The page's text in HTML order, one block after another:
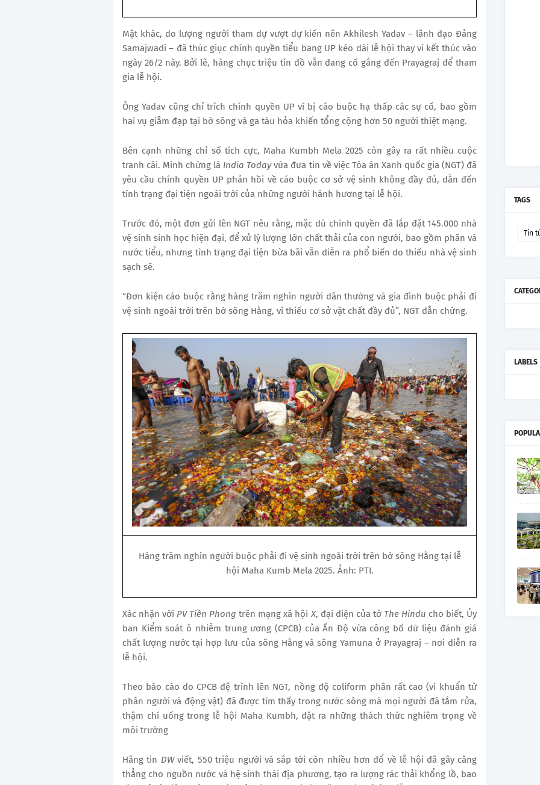
Mặt khác, do lượng người tham dự vượt dự kiến nên Akhilesh Yadav – lãnh đạo Đảng
Samajwadi – đã thúc giục chính quyền tiểu bang UP kéo dài lễ hội thay vì kết thúc vào
ngày 26/2 này. Bởi lẽ, hàng chục triệu tín đồ vẫn đang cố gắng đến Prayagraj để tham
gia lễ hội.
Ông Yadav cũng chỉ trích chính quyền UP vì bị cáo buộc hạ thấp các sự cố, bao gồm
hai vụ giẫm đạp tại bờ sông và ga tàu hỏa khiến tổng cộng hơn 50 người thiệt mạng.
Bên cạnh những chỉ số tích cực, Maha Kumbh Mela 2025 còn gây ra rất nhiều cuộc
tranh cãi. Minh chứng là India Todayvừa đưa tin về việc Tòa án Xanh quốc gia (NGT) đã
yêu cầu chính quyền UP phản hồi về cáo buộc cơ sở vệ sinh không đầy đủ, dẫn đến
tình trạng đại tiện ngoài trời của những người hành hương tại lễ hội.
Trước đó, một đơn gửi lên NGT nêu rằng, mặc dù chính quyền đã lắp đặt 145.000 nhà
vệ sinh sinh học hiện đại, để xử lý lượng lớn chất thải của con người, bao gồm phân và
nước tiểu, nhưng tình trạng đại tiện bừa bãi vẫn diễn ra phổ biến do thiếu nhà vệ sinh
sạch sẽ.
“Đơn kiện cáo buộc rằng hàng trăm nghìn người dân thường và gia đình buộc phải đi
vệ sinh ngoài trời trên bờ sông Hằng, vì thiếu cơ sở vật chất đầy đủ”, NGT dẫn chứng.
Hàng trăm nghìn người buộc phải đi vệ sinh ngoài trời trên bờ sông Hằng tại lễ
hội Maha Kumb Mela 2025. Ảnh: PTI.
Xác nhận với PV Tiền Phong trên mạng xã hộiX, đại diện của tờ The Hindu cho biết, Ủy
ban Kiểm soát ô nhiễm trung ương (CPCB) của Ấn Độ vừa công bố dữ liệu đánh giá
chất lượng nước tại hợp lưu của sông Hằng và sông Yamuna ở Prayagraj – nơi diễn ra
lễ hội.
Theo báo cáo do CPCB đệ trình lên NGT, nồng độ coliform phân rất cao (vi khuẩn từ
phân người và động vật) đã được tìm thấy trong nước sông mà mọi người đã tắm rửa,
thậm chí uống trong lễ hội Maha Kumbh, đặt ra những thách thức nghiêm trọng về
môi trường
Hãng tin DWviết, 550 triệu người và sắp tới còn nhiều hơn đổ về lễ hội đã gây căng
thẳng cho nguồn nước và hệ sinh thái địa phương, tạo ra lượng rác thải khổng lồ, bao
TAGS
Tin
LABELS